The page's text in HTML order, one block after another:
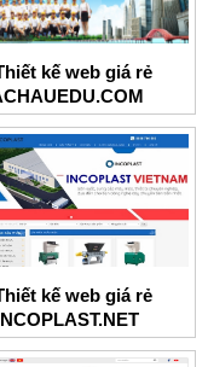
kế web giá rẻ
kế web giá rẻ